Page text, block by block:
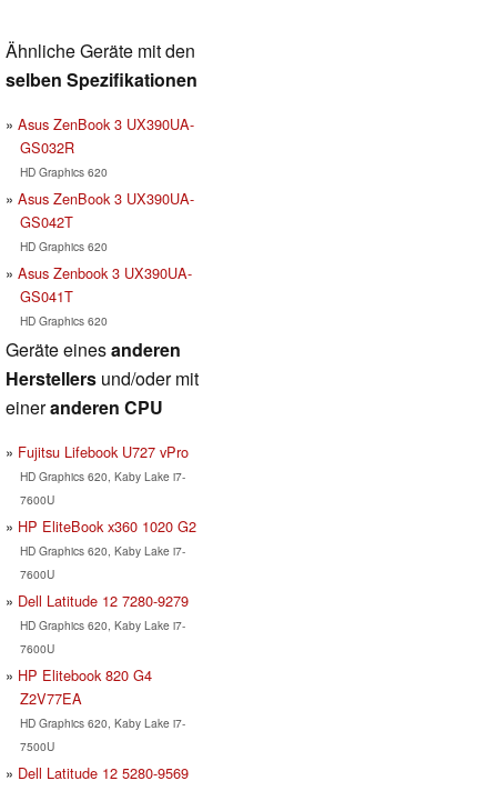
Ähnliche Geräte mit den
selben Spezifikationen
Asus ZenBook 3 UX390UA-
GS032R
HD Graphics 620
Asus ZenBook 3 UX390UA-
GS042T
HD Graphics 620
Asus Zenbook 3 UX390UA-
GS041T
HD Graphics 620
Geräte einesanderen
Herstellers und/oder mit
eineranderen CPU
Fujitsu Lifebook U727 vPro
HD Graphics 620, Kaby Lake i7-
7600U
HP EliteBook x360 1020 G2
HD Graphics 620, Kaby Lake i7-
7600U
Dell Latitude 12 7280-9279
HD Graphics 620, Kaby Lake i7-
7600U
HP Elitebook 820 G4
Z2V77EA
HD Graphics 620, Kaby Lake i7-
7500U
Dell Latitude 12 5280-9569